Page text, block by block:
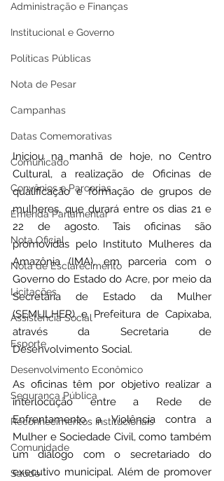
Administração e Finanças
Institucional e Governo
Políticas Públicas
Nota de Pesar
Campanhas
Datas Comemorativas
Comunicado
Convênios e Parcerias
Emenda Parlamentar
Nota Oficial
Nota de Esclarecimento
Licitações
Assistência Social
Esporte
Desenvolvimento Econômico
Segurança Pública
Reconhecimentos Institucionais
Comunidade
Saúde
Iniciou na manhã de hoje, no Centro
Cultural, a realização de Oficinas de
qualificação e formação de grupos de
mulheres, que durará entre os dias 21 e
22 de agosto. Tais oficinas são
promovidas pelo Instituto Mulheres da
Amazônia (IMA), em parceria com o
Governo do Estado do Acre, por meio da
Secretaria de Estado da Mulher
(SEMULHER) e Prefeitura de Capixaba,
através da Secretaria de
Desenvolvimento Social.
As oficinas têm por objetivo realizar a
interlocução entre a Rede de
Enfrentamento a Violência contra a
Mulher e Sociedade Civil, como também
um diálogo com o secretariado do
executivo municipal. Além de promover